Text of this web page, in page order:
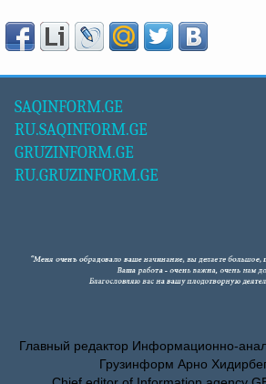
SAQINFORM.GE
RU.SAQINFORM.GE
GRUZINFORM.GE
RU.GRUZINFORM.GE
Главный редактор Информационно-
Грузинформ Арно